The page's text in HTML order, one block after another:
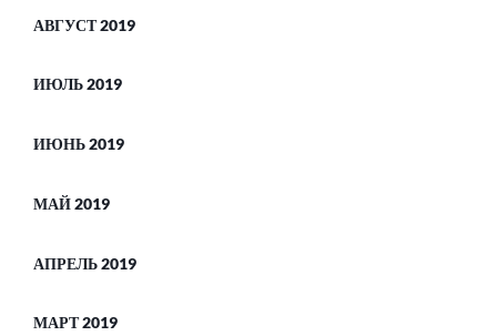
АВГУСТ 2019
ИЮЛЬ 2019
ИЮНЬ 2019
МАЙ 2019
АПРЕЛЬ 2019
МАРТ 2019